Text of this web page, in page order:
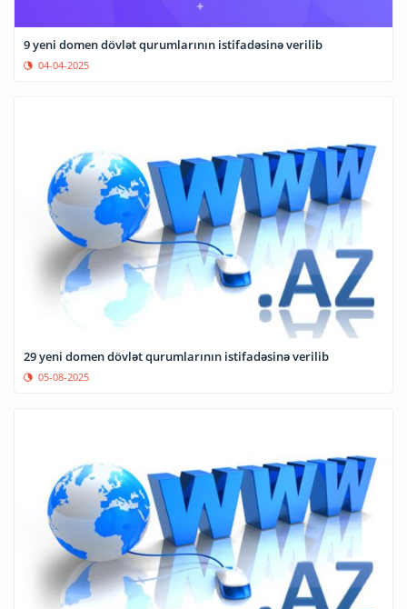
9 yeni domen dövlət qurumlarının istifadəsinə verilib
04-04-2025
29 yeni domen dövlət qurumlarının istifadəsinə verilib
05-08-2025